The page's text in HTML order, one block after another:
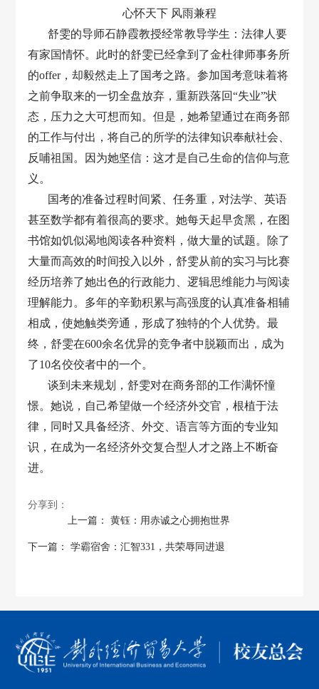
心怀天下 风雨兼程
舒雯的导师石静霞教授经常教导学生：法律人要
有家国情怀。此时的舒雯已经拿到了金杜律师事务所
的offer，却毅然走上了国考之路。参加国考意味着将
之前争取来的一切全盘放弃，重新跌落回“失业”状
态，压力之大可想而知。但是，她希望通过在商务部
的工作与付出，将自己的所学的法律知识奉献社会、
反哺祖国。因为她坚信：这才是自己生命的信仰与意
义。
国考的准备过程时间紧、任务重，对法学、英语
甚至数学都有着很高的要求。她每天起早贪黑，在图
书馆如饥似渴地阅读各种资料，做大量的试题。除了
大量而高效的时间投入以外，舒雯从前的实习与比赛
经历培养了她出色的行政能力、逻辑思维能力与阅读
理解能力。多年的辛勤积累与高强度的认真准备相辅
相成，使她触类旁通，形成了独特的个人优势。最
终，舒雯在600余名优异的竞争者中脱颖而出，成为
了10名佼佼者中的一个。
谈到未来规划，舒雯对在商务部的工作满怀憧
憬。她说，自己希望做一个经济外交官，根植于法
律，同时又具备经济、外交、语言等方面的专业知
识，在成为一名经济外交复合型人才之路上不断奋
进。
分享到：
上一篇：
黄钰：用赤诚之心拥抱世界
下一篇： 学霸宿舍：汇智331，共荣辱同进退